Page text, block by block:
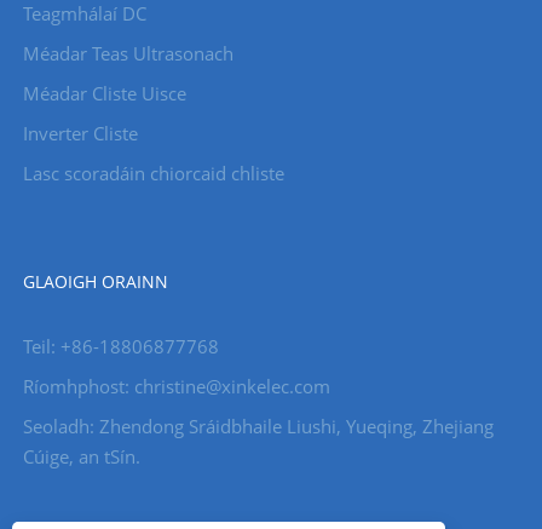
Teagmhálaí DC
Méadar Teas Ultrasonach
Méadar Cliste Uisce
Inverter Cliste
Lasc scoradáin chiorcaid chliste
GLAOIGH ORAINN
Teil: +86-18806877768
Ríomhphost: christine@xinkelec.com
Seoladh: Zhendong Sráidbhaile Liushi, Yueqing, Zhejiang
Cúige, an tSín.